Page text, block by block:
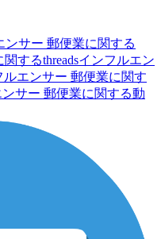
ンサー 郵便業に関する
するthreadsインフルエン
ルエンサー 郵便業に関す
サー 郵便業に関する動